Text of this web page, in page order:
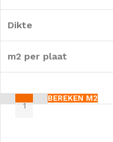
Dikte
m2 per plaat
BEREKEN M2